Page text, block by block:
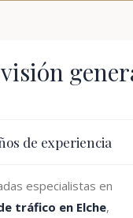
de experiencia
especialistas en
tráfico en Elche,